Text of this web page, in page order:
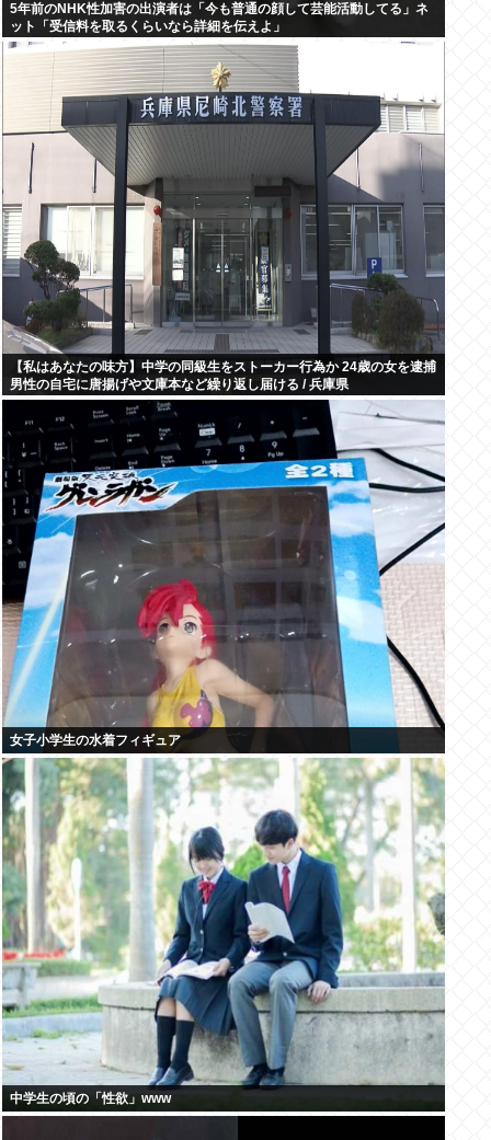
5年前のNHK性加害の出演者は「今も普通の顔して芸能活動してる」ネ
ット「受信料を取るくらいなら詳細を伝えよ」
【私はあなたの味方】中学の同級生をストーカー行為か 24歳の女を逮捕
男性の自宅に唐揚げや文庫本など繰り返し届ける / 兵庫県
女子小学生の水着フィギュア
中学生の頃の「性欲」www